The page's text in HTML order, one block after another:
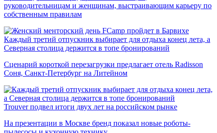
руководительницам и женщинам, выстраивающим карьеру по
собственным правилам
Каждый третий отпускник выбирает для отдыха конец лета, а
Северная столица держится в топе бронирований
Сценарий короткой перезагрузки предлагает отель Radisson
Соня, Санкт-Петербург на Литейном
Trouver подвел итоги двух лет на российском рынке
На презентации в Москве бренд показал новые роботы-